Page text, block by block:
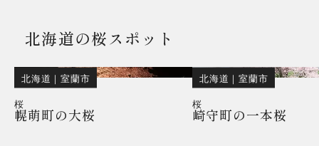
北海道の桜スポット
北海道 ｜室蘭市
桜
幌萌町の大桜
北海道 ｜室蘭市
桜
崎守町の一本桜